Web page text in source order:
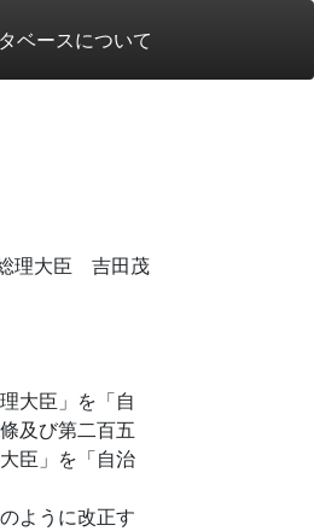
ベースについて
理大臣 吉田茂
大臣」を「自
及び第二百五
臣」を「自治
ように改正す